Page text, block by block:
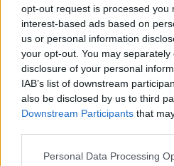
opt-out request is processed you
interest-based ads based on
us or personal information
your opt-out. You may
disclosure of your personal
IAB’s list of downstream
also be disclosed by us to third
Downstream Participants that
Personal Data Processing
Aksident i trefishtë në
rrugën Sarandë-Ksamil,
njëri nga të plagosurit
dërgohet në spitalin e
Traumës në Tiranë